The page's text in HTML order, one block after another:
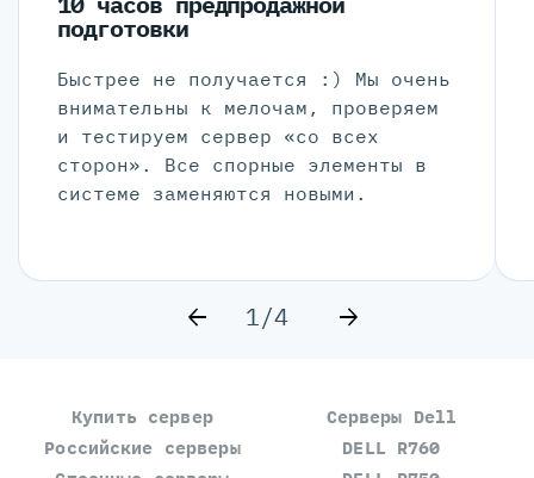
подготовки
Быстрее не получается :) Мы очень
внимательны к мелочам, проверяем
и тестируем сервер «со всех
сторон». Все спорные элементы в
системе заменяются новыми.
1/4
Купить сервер
Российские серверы
Серверы Dell
DELL R760